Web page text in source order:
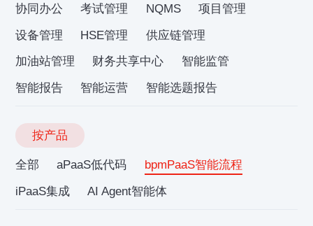
协同办公
考试管理 NQMS
项目管理
设备管理
HSE管理
供应链管理
加油站管理
财务共享中心
智能监管
智能报告
智能运营 智能选题报告
按产品
全部 aPaaS低代码
bpmPaaS智能流程
iPaaS集成
AI Agent智能体